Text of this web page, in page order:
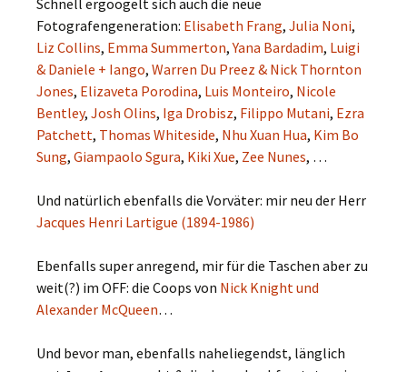
Schnell ergoogelt sich auch die neue
Fotografengeneration: Elisabeth Frang, Julia Noni,
Liz Collins, Emma Summerton,Yana Bardadim, Luigi
& Daniele + Iango, Warren Du Preez & Nick Thornton
Jones, Elizaveta Porodina, Luis Monteiro, Nicole
Bentley, Josh Olins, Iga Drobisz, Filippo Mutani, Ezra
Patchett, Thomas Whiteside, Nhu Xuan Hua, Kim Bo
Sung, Giampaolo Sgura, Kiki Xue, Zee Nunes, …
Und natürlich ebenfalls die Vorväter: mir neu der Herr
Jacques Henri Lartigue (1894-1986)
Ebenfalls super anregend, mir für die Taschen aber zu
weit(?) im OFF: die Coops von Nick Knight und
Alexander McQueen…
Und bevor man, ebenfalls naheliegendst, länglich